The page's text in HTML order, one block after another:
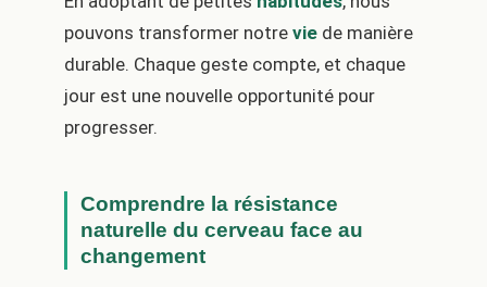
pouvons transformer notrevie de manière
durable. Chaque geste compte, et chaque
jour est une nouvelle opportunité pour
progresser.
Comprendre la résistance
naturelle du cerveau face au
changement